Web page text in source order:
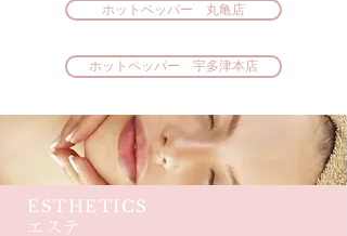
ホットペッパー 宇多津本店
ホットペッパー 丸亀店
ESTHETICS
エステ